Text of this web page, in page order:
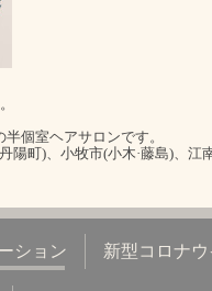
個室ヘアサロンです。
陽町)、小牧市(小木·藤島)、
ション 新型コロナ